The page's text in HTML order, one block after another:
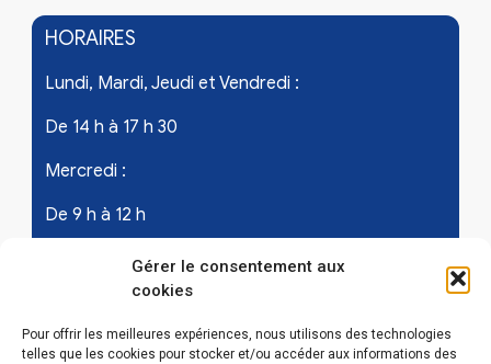
Gérer le consentement aux
cookies
Pour offrir les meilleures expériences, nous utilisons des technologies
telles que les cookies pour stocker et/ou accéder aux informations des
HORAIRES
Lundi, Mardi, Jeudi et Vendredi :
De 14 h à 17 h 30
Mercredi :
De 9 h à 12 h
Samedi - les 1er et 3ème de chaque mois :
De 9 h à 12 h